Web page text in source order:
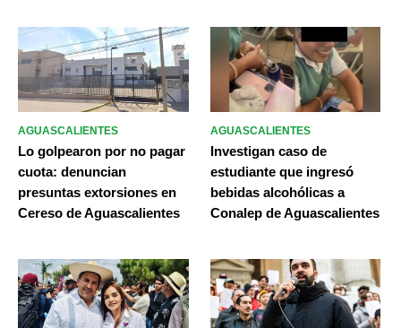
AGUASCALIENTES
Lo golpearon por no pagar
cuota: denuncian
presuntas extorsiones en
Cereso de Aguascalientes
AGUASCALIENTES
Investigan caso de
estudiante que ingresó
bebidas alcohólicas a
Conalep de Aguascalientes